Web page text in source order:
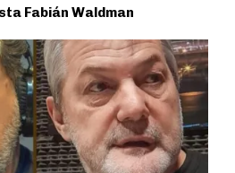
Fabián Waldman